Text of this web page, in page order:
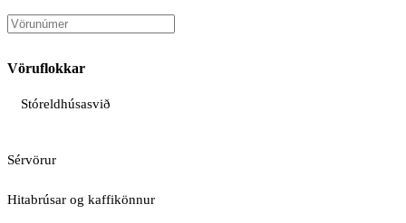
Vöruflokkar
Stóreldhúsasvið
Sérvörur
Hitabrúsar og kaffikönnur